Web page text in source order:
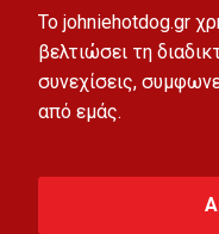
To johniehotdog.gr
βελτιώσει τη
συνεχίσεις,
από εμάς.